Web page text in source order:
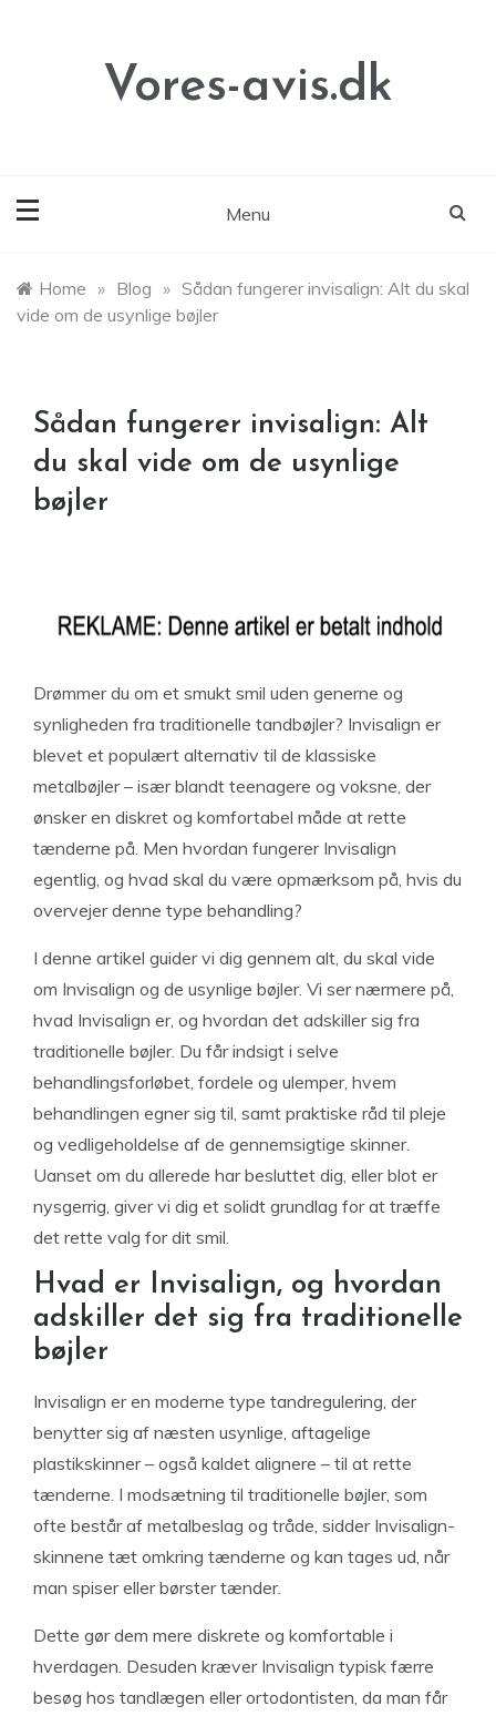
Vores-avis.dk
Menu
Home » Blog » Sådan fungerer invisalign: Alt du skal
vide om de usynlige bøjler
Sådan fungerer invisalign: Alt
du skal vide om de usynlige
bøjler
Drømmer du om et smukt smil uden generne og
synligheden fra traditionelle tandbøjler? Invisalign er
blevet et populært alternativ til de klassiske
metalbøjler – især blandt teenagere og voksne, der
ønsker en diskret og komfortabel måde at rette
tænderne på. Men hvordan fungerer Invisalign
egentlig, og hvad skal du være opmærksom på, hvis du
overvejer denne type behandling?
I denne artikel guider vi dig gennem alt, du skal vide
om Invisalign og de usynlige bøjler. Vi ser nærmere på,
hvad Invisalign er, og hvordan det adskiller sig fra
traditionelle bøjler. Du får indsigt i selve
behandlingsforløbet, fordele og ulemper, hvem
behandlingen egner sig til, samt praktiske råd til pleje
og vedligeholdelse af de gennemsigtige skinner.
Uanset om du allerede har besluttet dig, eller blot er
nysgerrig, giver vi dig et solidt grundlag for at træffe
det rette valg for dit smil.
Hvad er Invisalign, og hvordan
adskiller det sig fra traditionelle
bøjler
Invisalign er en moderne type tandregulering, der
benytter sig af næsten usynlige, aftagelige
plastikskinner – også kaldet alignere – til at rette
tænderne. I modsætning til traditionelle bøjler, som
ofte består af metalbeslag og tråde, sidder Invisalign-
skinnene tæt omkring tænderne og kan tages ud, når
man spiser eller børster tænder.
Dette gør dem mere diskrete og komfortable i
hverdagen. Desuden kræver Invisalign typisk færre
besøg hos tandlægen eller ortodontisten, da man får